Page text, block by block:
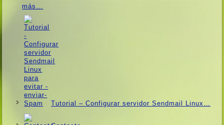
más…
Tutorial – Configurar servidor Sendmail Linux…